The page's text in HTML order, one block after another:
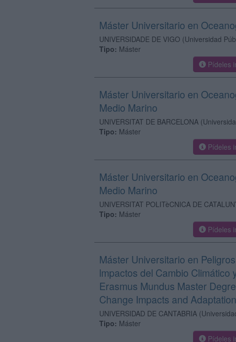
Máster Universitario en
UNIVERSIDADE DE VIGO (Universidad
Tipo: Máster
Pídeles
Máster Universitario en
Medio Marino
UNIVERSITAT DE BARCELONA
Tipo: Máster
Pídeles
Máster Universitario en
Medio Marino
UNIVERSITAT POLITèCNICA DE
Tipo: Máster
Pídeles
Máster Universitario en
lmpactos del Cambio
Erasmus Mundus Master
Change Impacts and Adaptation
UNIVERSIDAD DE CANTABRIA
Tipo: Máster
Pídeles